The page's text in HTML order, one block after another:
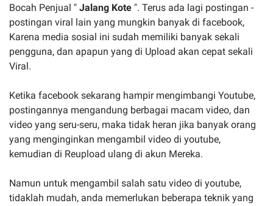
Bocah Penjual " Jalang Kote ". Terus ada lagi postingan -
postingan viral lain yang mungkin banyak di facebook,
Karena media sosial ini sudah memiliki banyak sekali
pengguna, dan apapun yang di Upload akan cepat sekali
Viral.
Ketika facebook sekarang hampir mengimbangi Youtube,
postingannya mengandung berbagai macam video, dan
video yang seru-seru, maka tidak heran jika banyak orang
yang menginginkan mengambil video di youtube,
kemudian di Reupload ulang di akun Mereka.
Namun untuk mengambil salah satu video di youtube,
tidaklah mudah, anda memerlukan beberapa teknik yang